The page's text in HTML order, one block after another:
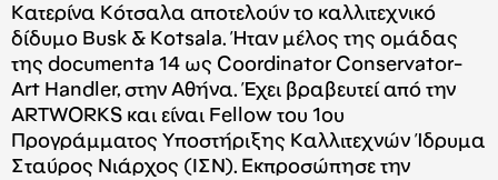
Κατερίνα Κότσαλα αποτελούν το καλλιτεχνικό
δίδυμο Busk & Kotsala. Ήταν μέλος της ομάδας
της documenta 14 ως Coordinator Conservator-
Art Handler, στην Αθήνα. Έχει βραβευτεί από την
ARTWORKS και είναι Fellow του 1ου
Προγράμματος Υποστήριξης Καλλιτεχνών Ίδρυμα
Σταύρος Νιάρχος (IΣΝ). Εκπροσώπησε την